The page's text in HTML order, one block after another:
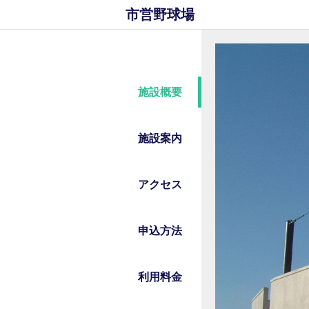
市営野球場
施設概要
施設案内
アクセス
申込方法
利用料金